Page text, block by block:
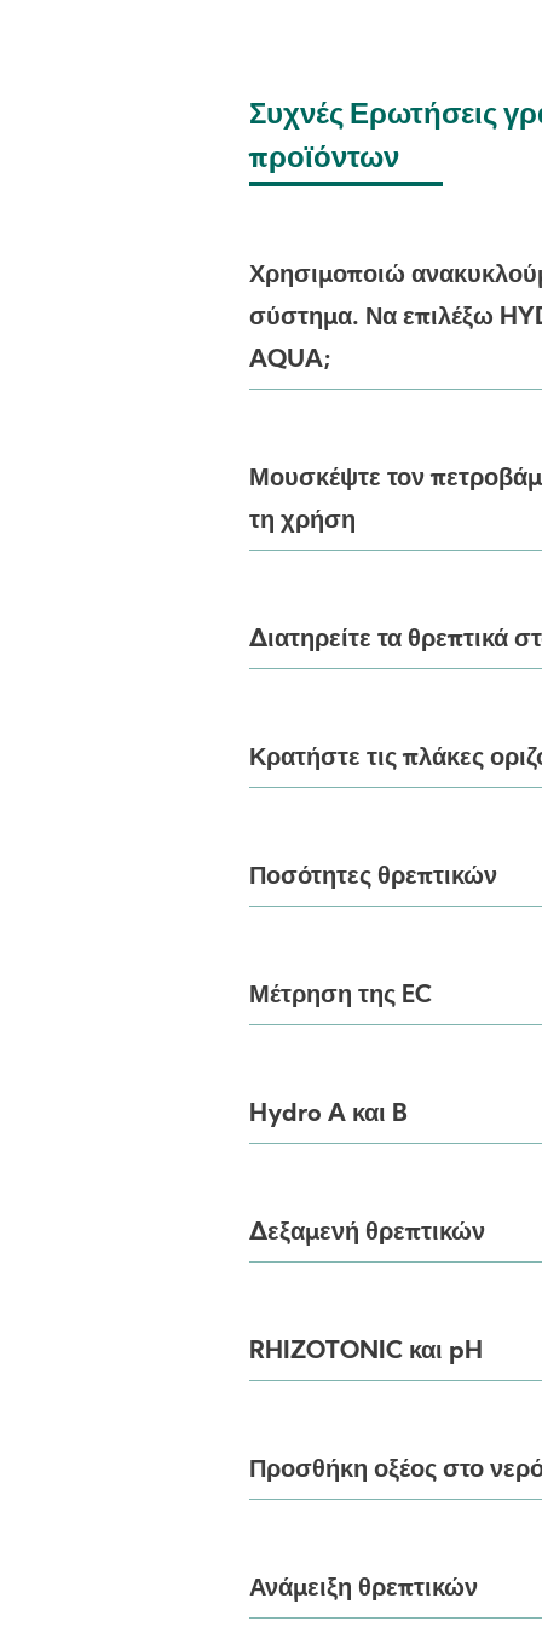
Συχνές Ερωτήσεις
προϊόντων
Χρησιμοποιώ
σύστημα. Να επιλέξω
AQUA;
Μουσκέψτε τον
τη χρήση
Διατηρείτε τα θρεπτικά
Κρατήστε τις πλάκες
Ποσότητες θρεπτικών
Μέτρηση της EC
Hydro A και B
Δεξαμενή θρεπτικών
RHIZOTONIC και pH
Προσθήκη οξέος στο
Ανάμειξη θρεπτικών